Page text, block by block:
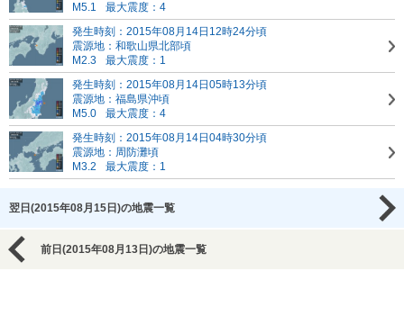
M5.1
最大震度：4
発生時刻：2015年08月14日12時24分頃
震源地：和歌山県北部頃
M2.3
最大震度：1
発生時刻：2015年08月14日05時13分頃
震源地：福島県沖頃
M5.0
最大震度：4
発生時刻：2015年08月14日04時30分頃
震源地：周防灘頃
M3.2
最大震度：1
翌日(2015年08月15日)の地震一覧
前日(2015年08月13日)の地震一覧